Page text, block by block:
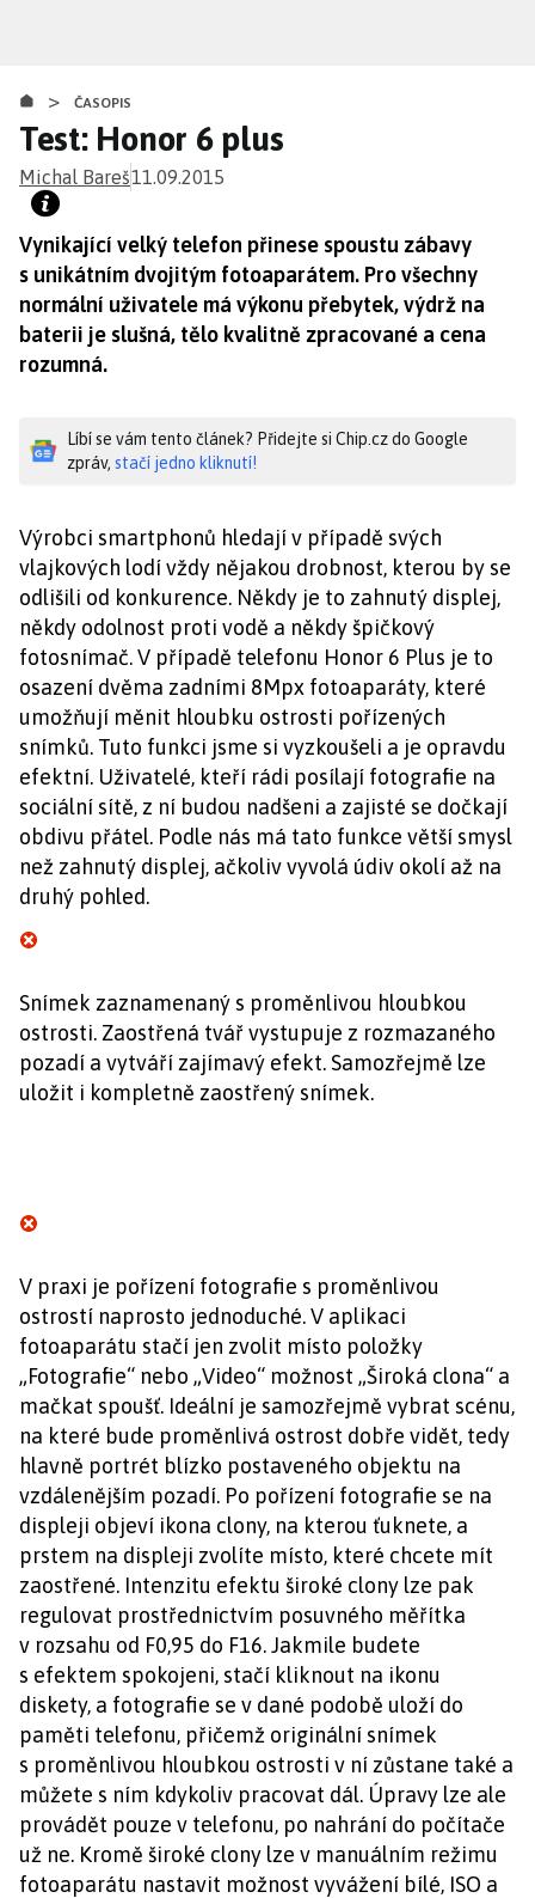
obsahu
> ČASOPIS
Test: Honor 6 plus
Michal Bareš11.09.2015
Vynikající velký telefon přinese spoustu zábavy
s unikátním dvojitým fotoaparátem. Pro všechny
normální uživatele má výkonu přebytek, výdrž na
baterii je slušná, tělo kvalitně zpracované a cena
rozumná.
Líbí se vám tento článek? Přidejte si Chip.cz do Google
zpráv, stačí jedno kliknutí!
Výrobci smartphonů hledají v případě svých
vlajkových lodí vždy nějakou drobnost, kterou by se
odlišili od konkurence. Někdy je to zahnutý displej,
někdy odolnost proti vodě a někdy špičkový
fotosnímač. V případě telefonu Honor 6 Plus je to
osazení dvěma zadními 8Mpx fotoaparáty, které
umožňují měnit hloubku ostrosti pořízených
snímků. Tuto funkci jsme si vyzkoušeli a je opravdu
efektní. Uživatelé, kteří rádi posílají fotografie na
sociální sítě, z ní budou nadšeni a zajisté se dočkají
obdivu přátel. Podle nás má tato funkce větší smysl
než zahnutý displej, ačkoliv vyvolá údiv okolí až na
druhý pohled.
Snímek zaznamenaný s proměnlivou hloubkou
ostrosti. Zaostřená tvář vystupuje z rozmazaného
pozadí a vytváří zajímavý efekt. Samozřejmě lze
uložit i kompletně zaostřený snímek.
V praxi je pořízení fotografie s proměnlivou
ostrostí naprosto jednoduché. V aplikaci
fotoaparátu stačí jen zvolit místo položky
„Fotografie“ nebo „Video“ možnost „Široká clona“ a
mačkat spoušť. Ideální je samozřejmě vybrat scénu,
na které bude proměnlivá ostrost dobře vidět, tedy
hlavně portrét blízko postaveného objektu na
vzdálenějším pozadí. Po pořízení fotografie se na
displeji objeví ikona clony, na kterou ťuknete, a
prstem na displeji zvolíte místo, které chcete mít
zaostřené. Intenzitu efektu široké clony lze pak
regulovat prostřednictvím posuvného měřítka
v rozsahu od F0,95 do F16. Jakmile budete
s efektem spokojeni, stačí kliknout na ikonu
diskety, a fotografie se v dané podobě uloží do
paměti telefonu, přičemž originální snímek
s proměnlivou hloubkou ostrosti v ní zůstane také a
můžete s ním kdykoliv pracovat dál. Úpravy lze ale
provádět pouze v telefonu, po nahrání do počítače
už ne. Kromě široké clony lze v manuálním režimu
fotoaparátu nastavit možnost vyvážení bílé, ISO a